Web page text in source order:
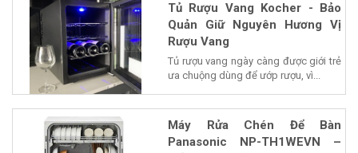
Tủ Rượu Vang Kocher - Bảo
Quản Giữ Nguyên Hương Vị
Rượu Vang
Tủ rượu vang ngày càng được giới trẻ
ưa chuộng dùng để ướp rượu, vì...
Máy Rửa Chén Để Bàn
Panasonic NP-TH1WEVN –